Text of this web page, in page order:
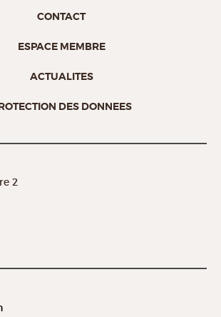
CONTACT
ESPACE MEMBRE
ACTUALITES
DES DONNEES
2